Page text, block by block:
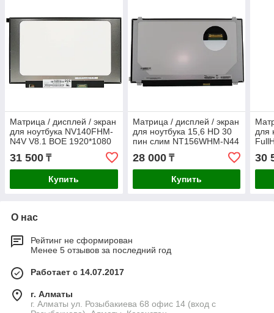
Матрица / дисплей / экран
для ноутбука NV140FHM-
N4V V8.1 BOE 1920*1080
Full HD LED eDP Слим 30
пин
31 500 ₸
Купить
Матрица / дисплей / экран
для ноутбука 15,6 HD 30
пин слим NT156WHM-N44
(350мм) Без креплений
Матовые
28 000₸
Купить
для
30
О нас
Рейтинг не сформирован
Менее 5 отзывов за последний год
Работает с 14.07.2017
г. Алматы
г. Алматы ул. Розыбакиева 68 офис 14 (вход с